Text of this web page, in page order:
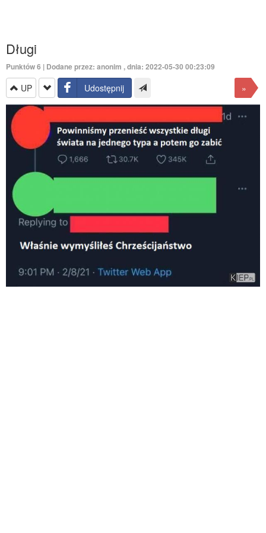
Długi
Punktów6 | Dodane przez: anonim , dnia: 2022-05-30 00:23:09
UP Udostępnij »